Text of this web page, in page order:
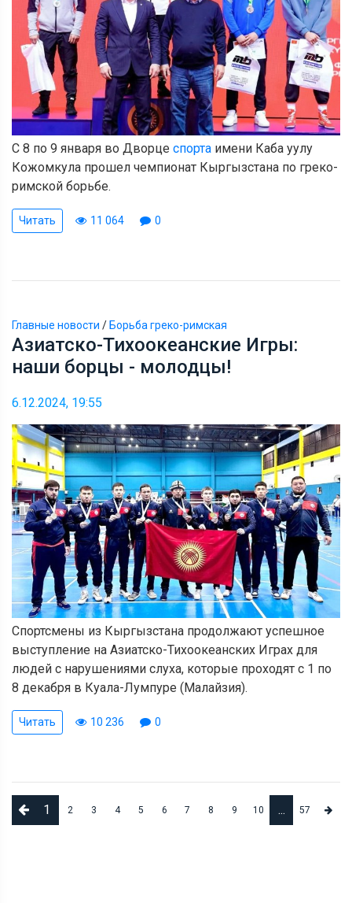
С 8 по 9 января во Дворце спорта имени Каба уулу
Кожомкула прошел чемпионат Кыргызстана по греко-
римской борьбе.
Читать 11 064 0
Главные новости / Борьба греко-римская
Азиатско-Тихоокеанские Игры:
наши борцы - молодцы!
6.12.2024, 19:55
Спортсмены из Кыргызстана продолжают успешное
выступление на Азиатско-Тихоокеанских Играх для
людей с нарушениями слуха, которые проходят с 1 по
8 декабря в Куала-Лумпуре (Малайзия).
Читать 10 236 0
1 2 3 4 5 6 7 8 9 10 ... 57